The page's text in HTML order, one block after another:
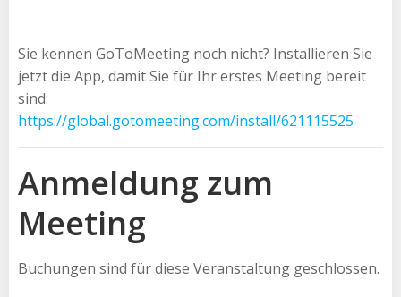
Sie kennen GoToMeeting noch nicht? Installieren Sie
jetzt die App, damit Sie für Ihr erstes Meeting bereit
sind:
https://global.gotomeeting.com/install/621115525
Anmeldung zum
Meeting
Buchungen sind für diese Veranstaltung geschlossen.